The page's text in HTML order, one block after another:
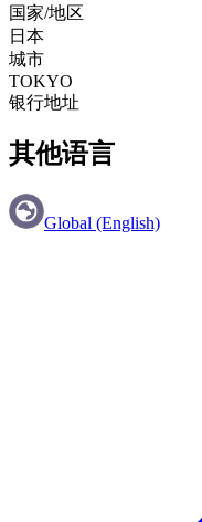
国家/地区
日本
城市
TOKYO
银行地址
其他语言
Global (English)